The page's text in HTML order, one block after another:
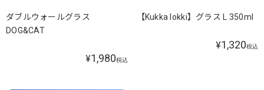
ダブルウォールグラス
DOG&CAT
¥1,980税込
【Kukka lokki】グラス L 350ml
¥1,320税込